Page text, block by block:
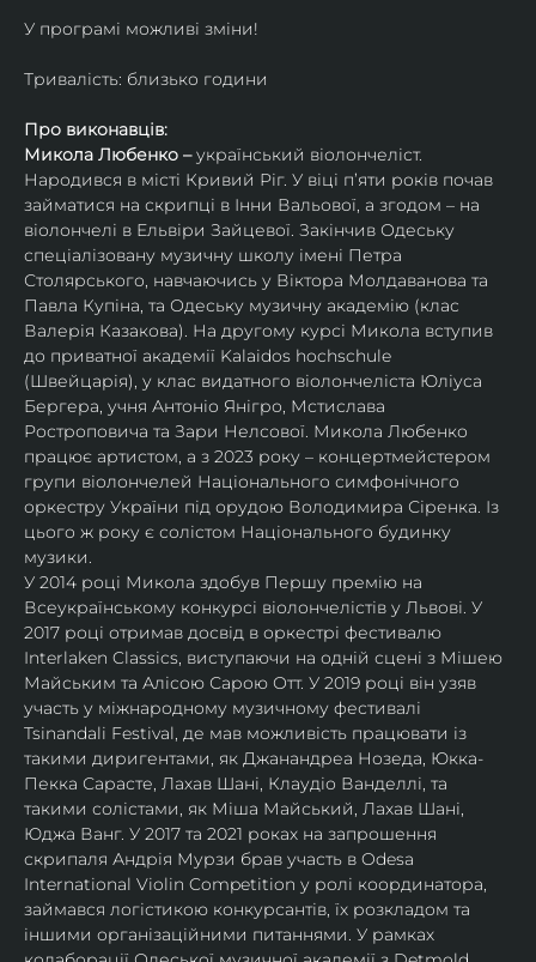
У програмі можливі зміни!
Тривалість: близько години
Про виконавців:
Микола Любенко – український віолончеліст.
Народився в місті Кривий Ріг. У віці п’яти років почав
займатися на скрипці в Інни Вальової, а згодом – на
віолончелі в Ельвіри Зайцевої. Закінчив Одеську
спеціалізовану музичну школу імені Петра
Столярського, навчаючись у Віктора Молдаванова та
Павла Купіна, та Одеську музичну академію (клас
Валерія Казакова). На другому курсі Микола вступив
до приватної академії Kalaidos hochschule
(Швейцарія), у клас видатного віолончеліста Юліуса
Бергера, учня Антоніо Янігро, Мстислава
Ростроповича та Зари Нелсової. Микола Любенко
працює артистом, а з 2023 року – концертмейстером
групи віолончелей Національного симфонічного
оркестру України під орудою Володимира Сіренка. Із
цього ж року є солістом Національного будинку
музики.
У 2014 році Микола здобув Першу премію на
Всеукраїнському конкурсі віолончелістів у Львові. У
2017 році отримав досвід в оркестрі фестивалю
Interlaken Classics, виступаючи на одній сцені з Мішею
Майським та Алісою Сарою Отт. У 2019 році він узяв
участь у міжнародному музичному фестивалі
Tsinandali Festival, де мав можливість працювати із
такими диригентами, як Джанандреа Нозеда, Юкка-
Пекка Сарасте, Лахав Шані, Клаудіо Ванделлі, та
такими солістами, як Міша Майський, Лахав Шані,
Юджа Ванг. У 2017 та 2021 роках на запрошення
скрипаля Андрія Мурзи брав участь в Odesa
International Violin Competition у ролі координатора,
займався логістикою конкурсантів, їх розкладом та
іншими організаційними питаннями. У рамках